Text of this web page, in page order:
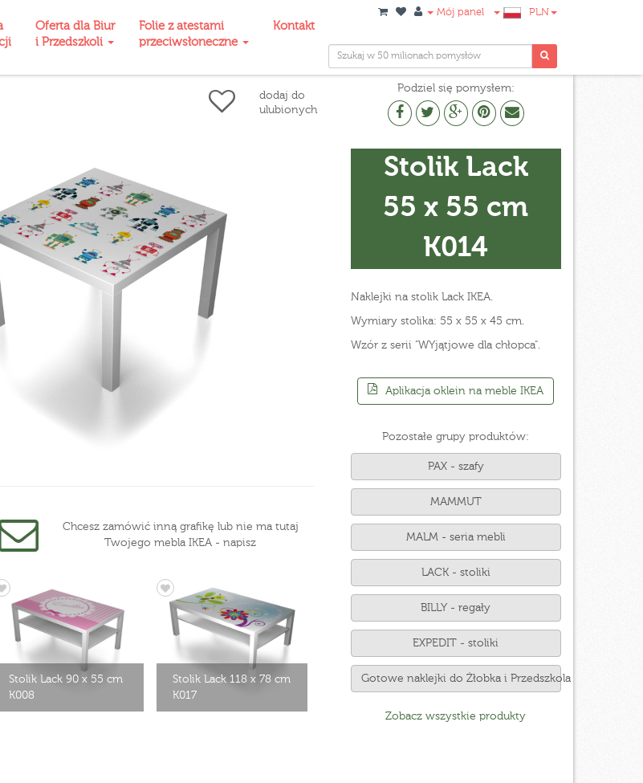
Oferta dla Biur
i Przedszkoli
Folie z atestami
przeciwsłoneczne
Kontakt
Mój panel PLN
dodaj do
ulubionych
Podziel się pomysłem:
Chcesz zamówić inną grafikę lub nie ma tutaj
Twojego mebla IKEA - napisz
Stolik Lack 90 x 55 cm
K008
Stolik Lack 118 x 78 cm
K017
Stolik Lack
55 x 55 cm
K014
Naklejki na stolik Lack IKEA.
Wymiary stolika: 55 x 55 x 45 cm.
Wzór z serii "WYjątjowe dla chłopca".
Aplikacja oklein na meble IKEA
Pozostałe grupy produktów:
PAX - szafy
MAMMUT
MALM - seria mebli
LACK - stoliki
BILLY - regały
EXPEDIT - stoliki
Gotowe naklejki do Żłobka i Przedszkola
Zobacz wszystkie produkty